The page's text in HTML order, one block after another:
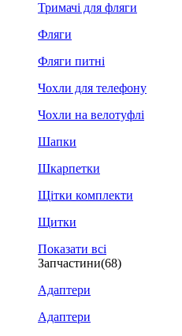
Тримачі для фляги
Фляги
Фляги питні
Чохли для телефону
Чохли на велотуфлі
Шапки
Шкарпетки
Щітки комплекти
Щитки
Показати всі
Запчастини(68)
Адаптери
Адаптери